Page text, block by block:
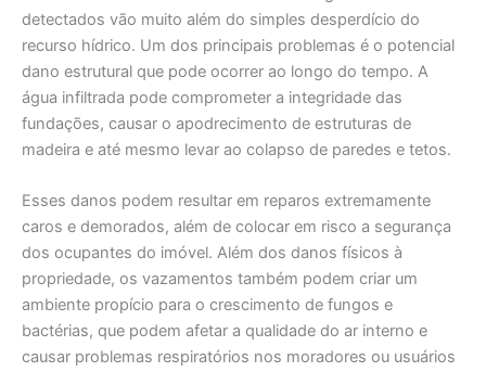
detectados vão muito além do simples desperdício do
recurso hídrico. Um dos principais problemas é o potencial
dano estrutural que pode ocorrer ao longo do tempo. A
água infiltrada pode comprometer a integridade das
fundações, causar o apodrecimento de estruturas de
madeira e até mesmo levar ao colapso de paredes e tetos.
Esses danos podem resultar em reparos extremamente
caros e demorados, além de colocar em risco a segurança
dos ocupantes do imóvel. Além dos danos físicos à
propriedade, os vazamentos também podem criar um
ambiente propício para o crescimento de fungos e
bactérias, que podem afetar a qualidade do ar interno e
causar problemas respiratórios nos moradores ou usuários